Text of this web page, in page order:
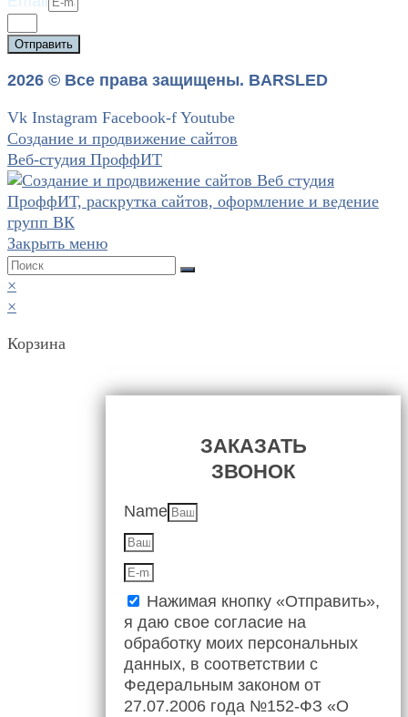
Отправить
2026 © Все права защищены. BARSLED
Vk Instagram Facebook-f Youtube
Создание и продвижение сайтов
Веб-студия ПроффИТ
Закрыть меню
×
×
Корзина
ЗАКАЗАТЬ
ЗВОНОК
Name
Нажимая кнопку «Отправить»,
я даю свое согласие на
обработку моих персональных
данных, в соответствии с
Федеральным законом от
27.07.2006 года №152-ФЗ «О